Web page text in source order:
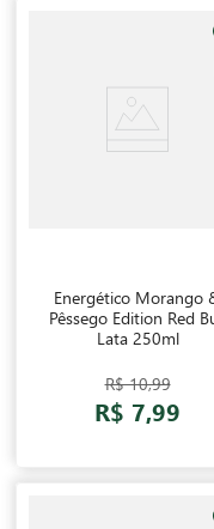
Energético Morango
Pêssego Edition Red
Lata 250ml
R$ 10,99
R$ 7,99